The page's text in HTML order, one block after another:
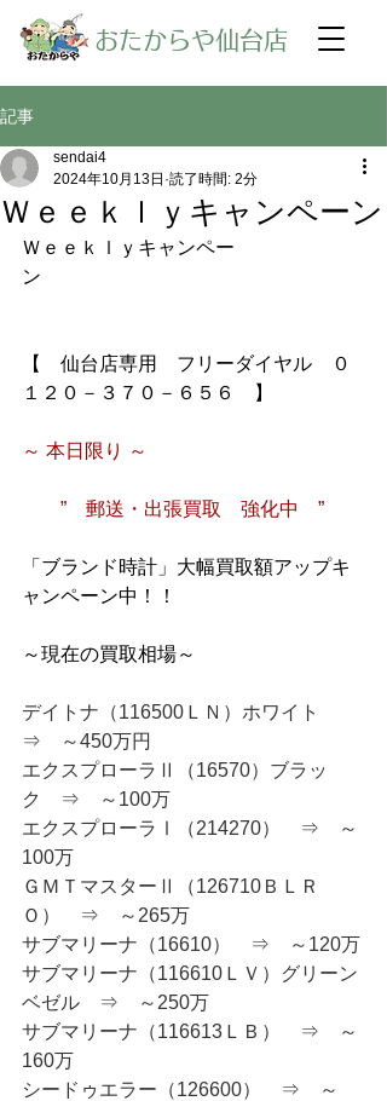
​おたからや仙台店
記事
Ｗｅｅｋｌｙキャンペーン
sendai4
2024年10月13日 読了時間: 2分
Ｗｅｅｋｌｙキャンペー
ン
【　仙台店専用　フリーダイヤル　０
１２０－３７０－６５６　】
～ 本日限り ～
”　郵送・出張買取　強化中　”
「ブランド時計」大幅買取額アップキ
ャンペーン中！！
～現在の買取相場～
デイトナ（116500ＬＮ）ホワイト
⇒　～450万円
エクスプローラⅡ（16570）ブラッ
ク　⇒　～100万
エクスプローラⅠ（214270）　⇒　～
100万
ＧＭＴマスターⅡ（126710ＢＬＲ
Ｏ）　⇒　～265万
サブマリーナ（16610）　⇒　～120万
サブマリーナ（116610ＬＶ）グリーン
ベゼル　⇒　～250万
サブマリーナ（116613ＬＢ）　⇒　～
160万
シードゥエラー（126600）　⇒　～